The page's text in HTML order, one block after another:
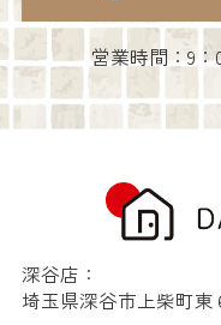
営業時間：9：
深谷店：
埼玉県深谷市上柴町東